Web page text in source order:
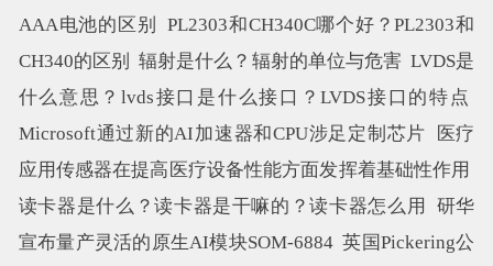
AAA电池的区别
PL2303和CH340C哪个好？PL2303和
CH340的区别
辐射是什么？辐射的单位与危害 LVDS是
什么意思？lvds接口是什么接口？LVDS接口的特点
Microsoft通过新的AI加速器和CPU涉足定制芯片
医疗
应用传感器在提高医疗设备性能方面发挥着基础性作用
读卡器是什么？读卡器是干嘛的？读卡器怎么用
研华
宣布量产灵活的原生AI模块SOM-6884 英国Pickering公